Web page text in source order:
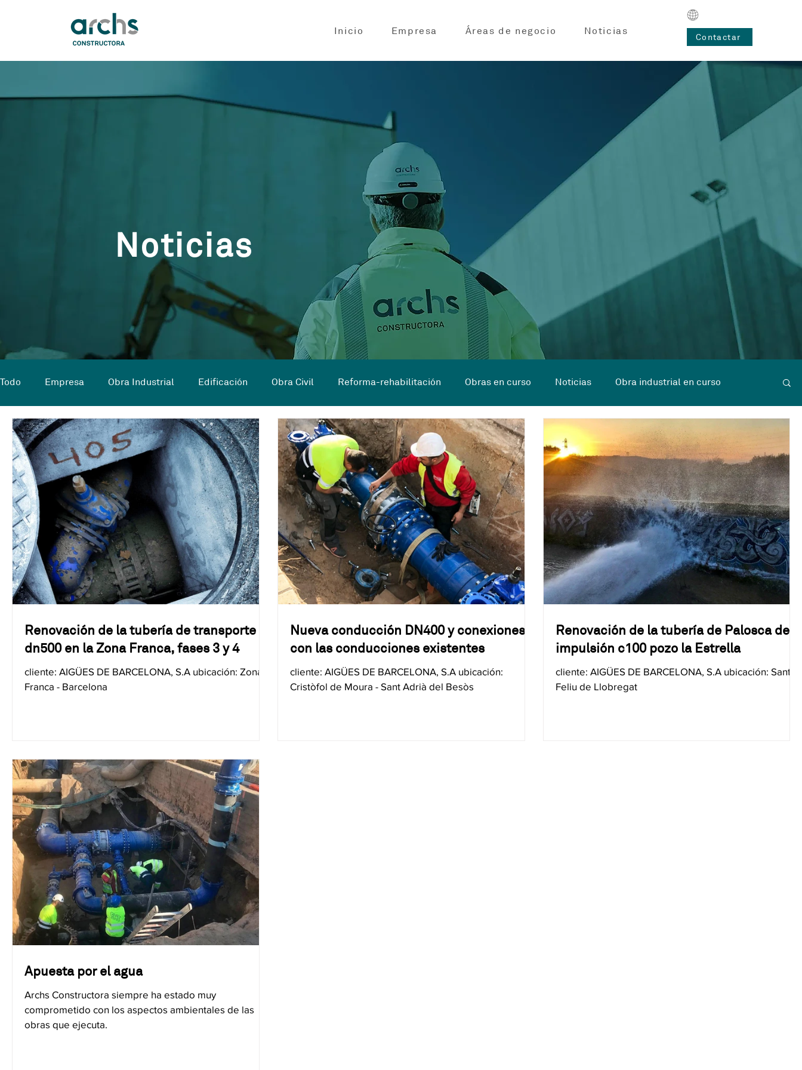
Inicio Empresa Áreas de negocio Noticias Contactar
Todo Empresa Obra Industrial Edificación Obra Civil Reforma-rehabilitación Obras en curso Noticias Obra industrial en curso
Edificación en curso Obra civil en curso Reformas en curso
Renovación de la tubería de transporte
dn500 en la Zona Franca, fases 3 y 4
cliente: AIGÜES DE BARCELONA, S.A ubicación: Zona
Franca - Barcelona
Nueva conducción DN400 y conexiones
con las conducciones existentes
cliente: AIGÜES DE BARCELONA, S.A ubicación:
Cristòfol de Moura - Sant Adrià del Besòs
Renovación de la tubería de Palosca de
impulsión c100 pozo la Estrella
cliente: AIGÜES DE BARCELONA, S.A ubicación: Sant
Feliu de Llobregat
Apuesta por el agua
Archs Constructora siempre ha estado muy
comprometido con los aspectos ambientales de las
obras que ejecuta.
Noticias